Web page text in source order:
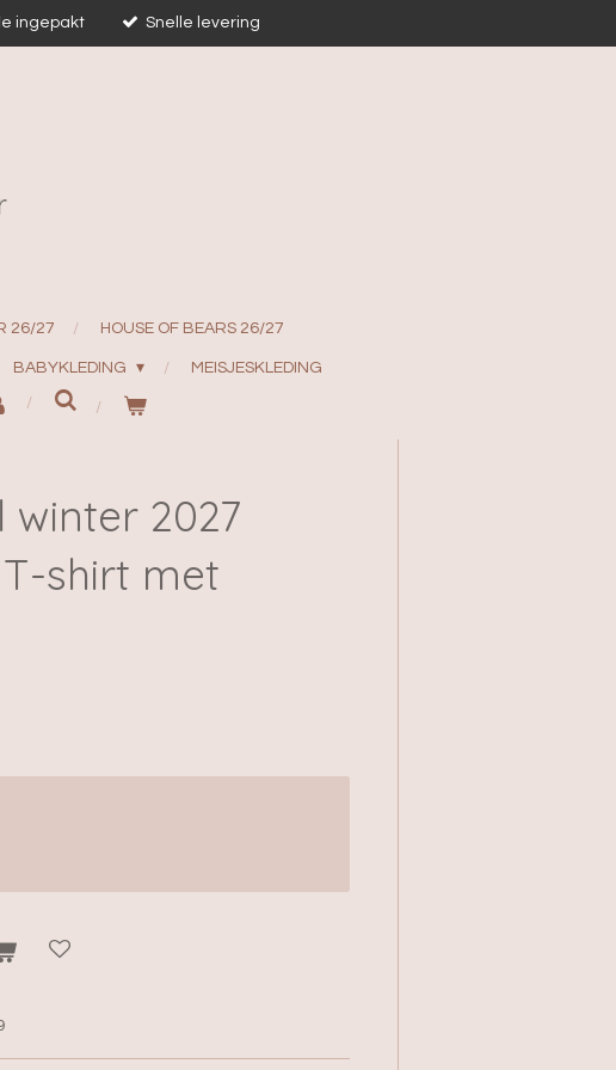
ingepakt Snelle levering
26/27 HOUSE OF BEARS 26/27
BABYKLEDING MEISJESKLEDING
winter 2027
shirt met